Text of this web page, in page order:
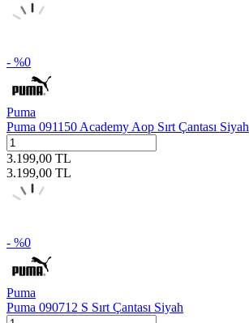
- %0
Puma
Puma 091150 Academy Aop Sırt Çantası Siyah
3.199,00 TL
3.199,00 TL
- %0
Puma
Puma 090712 S Sırt Çantası Siyah